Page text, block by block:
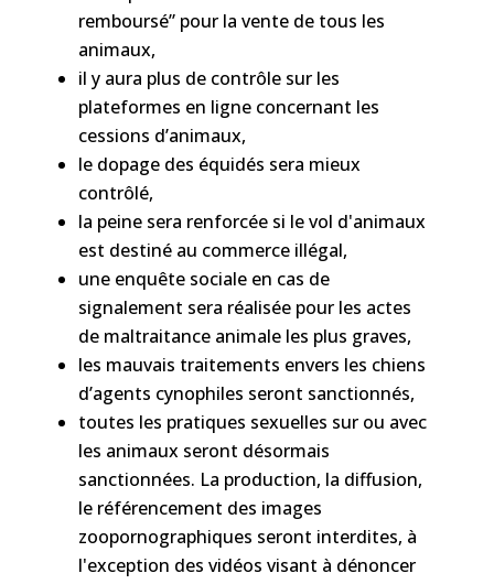
remboursé” pour la vente de tous les
animaux,
il y aura plus de contrôle sur les
plateformes en ligne concernant les
cessions d’animaux,
le dopage des équidés sera mieux
contrôlé,
la peine sera renforcée si le vol d'animaux
est destiné au commerce illégal,
une enquête sociale en cas de
signalement sera réalisée pour les actes
de maltraitance animale les plus graves,
les mauvais traitements envers les chiens
d’agents cynophiles seront sanctionnés,
toutes les pratiques sexuelles sur ou avec
les animaux seront désormais
sanctionnées. La production, la diffusion,
le référencement des images
zoopornographiques seront interdites, à
l'exception des vidéos visant à dénoncer